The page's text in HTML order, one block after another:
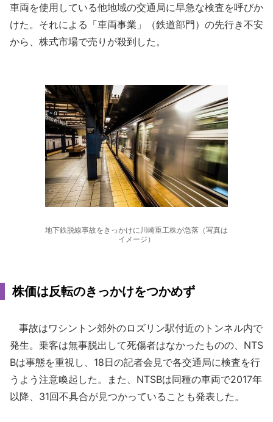
車両を使用している他地域の交通局に早急な検査を呼びか
けた。それによる「車両事業」（鉄道部門）の先行き不安
から、株式市場で売りが殺到した。
地下鉄脱線事故をきっかけに川崎重工株が急落（写真は
イメージ）
株価は反転のきっかけをつかめず
事故はワシントン郊外のロズリン駅付近のトンネル内で
発生。乗客は無事脱出して死傷者はなかったものの、NTS
Bは事態を重視し、18日の記者会見で各交通局に検査を行
うよう注意喚起した。また、NTSBは同種の車両で2017年
以降、31回不具合が見つかっていることも発表した。